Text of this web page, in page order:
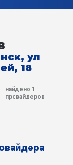
ул
18
найдено 1
провайдеров